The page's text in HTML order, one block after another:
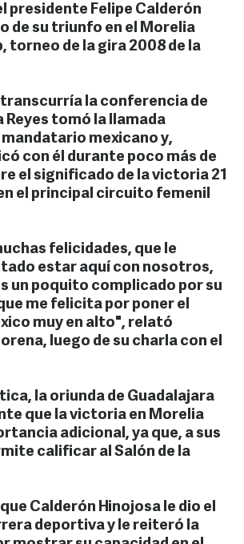
presidente Felipe Calderón
de su triunfo en el Morelia
torneo de la gira 2008 de la
la conferencia de
Reyes tomó la llamada
mexicano y,
con él durante poco más de
el significado de la victoria 21
el principal circuito femenil
felicidades, que le
estar aquí con nosotros,
un poquito complicado por su
me felicita por poner el
muy en alto", relató
luego de su charla con el
la oriunda de Guadalajara
que la victoria en Morelia
adicional, ya que, a sus
calificar al Salón de la
Calderón Hinojosa le dio el
deportiva y le reiteró la